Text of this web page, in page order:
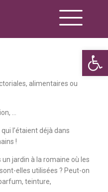
alimentaires ou
…
l’étaient déjà dans
!
un jardin à la romaine où les
elles utilisées ? Peut-on
teinture,